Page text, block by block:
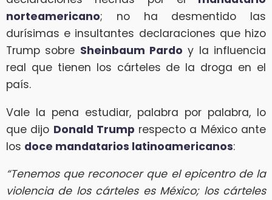
norteamericano; no ha desmentido las
durísimas e insultantes declaraciones que hizo
Trump sobre Sheinbaum Pardo y la influencia
real que tienen los cárteles de la droga en el
país.
Vale la pena estudiar, palabra por palabra, lo
que dijo Donald Trump respecto a México ante
los doce mandatarios latinoamericanos:
“Tenemos que reconocer que el epicentro de la
violencia de los cárteles es México; los cárteles